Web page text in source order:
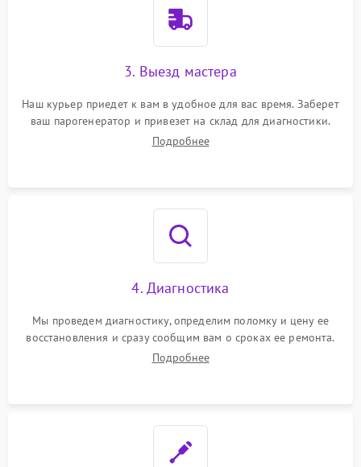
3. Выезд мастера
Наш курьер приедет к вам в удобное для вас время. Заберет
ваш парогенератор и привезет на склад для диагностики.
Подробнее
4. Диагностика
Мы проведем диагностику, определим поломку и цену ее
восстановления и сразу сообщим вам о сроках ее ремонта.
Подробнее